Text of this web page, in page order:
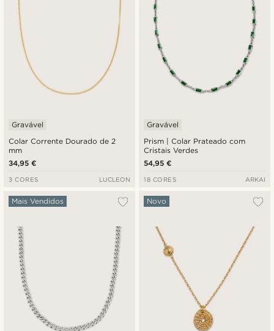
Colar Corrente Dourado de 2
mm
Gravável
34,95 €
3 CORES LUCLEON
Prism | Colar Prateado com
Cristais Verdes
Gravável
54,95 €
18 CORES ARKAI
Mais Vendidos Novo